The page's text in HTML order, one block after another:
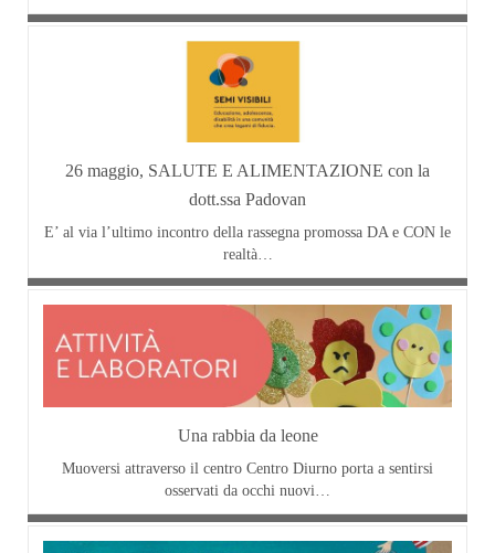
26 maggio, SALUTE E ALIMENTAZIONE con la
dott.ssa Padovan
E’ al via l’ultimo incontro della rassegna promossa DA e CON le
realtà…
Una rabbia da leone
Muoversi attraverso il centro Centro Diurno porta a sentirsi
osservati da occhi nuovi…